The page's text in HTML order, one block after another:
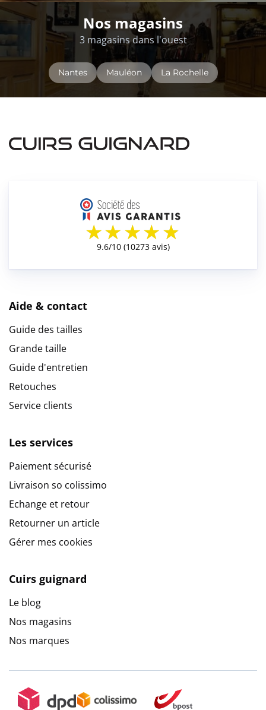
Nos magasins
3 magasins dans l'ouest
Nantes Mauléon La Rochelle
Aide & contact
Guide des tailles
Grande taille
Guide d'entretien
Retouches
Service clients
Les services
Paiement sécurisé
Livraison so colissimo
Echange et retour
Retourner un article
Gérer mes cookies
Cuirs guignard
Le blog
Nos magasins
Nos marques